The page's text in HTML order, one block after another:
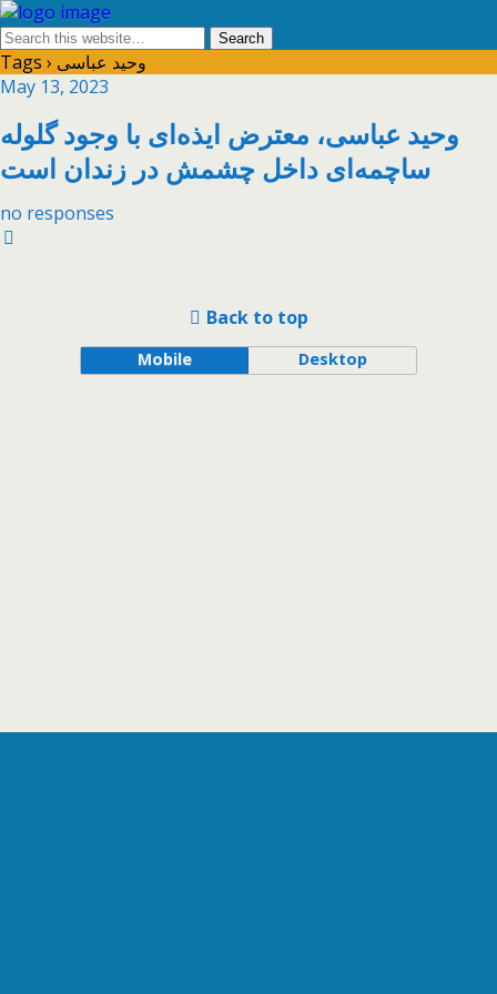
Tags › وحید عباسی
May 13, 2023
وحید عباسی، معترض ایذه‌ای با وجود گلوله
ساچمه‌ای داخل چشمش در زندان است
no responses
Back to top
Mobile Desktop